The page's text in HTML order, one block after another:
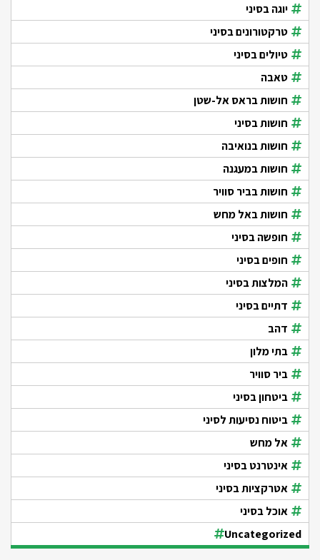
יוגה בסיני
טרקטורונים בסיני
טיולים בסיני
טאבה
חושות בראס אל-שטן
חושות בסיני
חושות בנואיבה
חושות במעגנה
חושות בביר סוויר
חושות באל מחש
חופשה בסיני
חופים בסיני
המלצות בסיני
דתיים בסיני
דהב
בתי מלון
ביר סוויר
ביטחון בסיני
ביטוח נסיעות לסיני
אל מחש
אינטרנט בסיני
אטרקציות בסיני
אוכל בסיני
Uncategorized